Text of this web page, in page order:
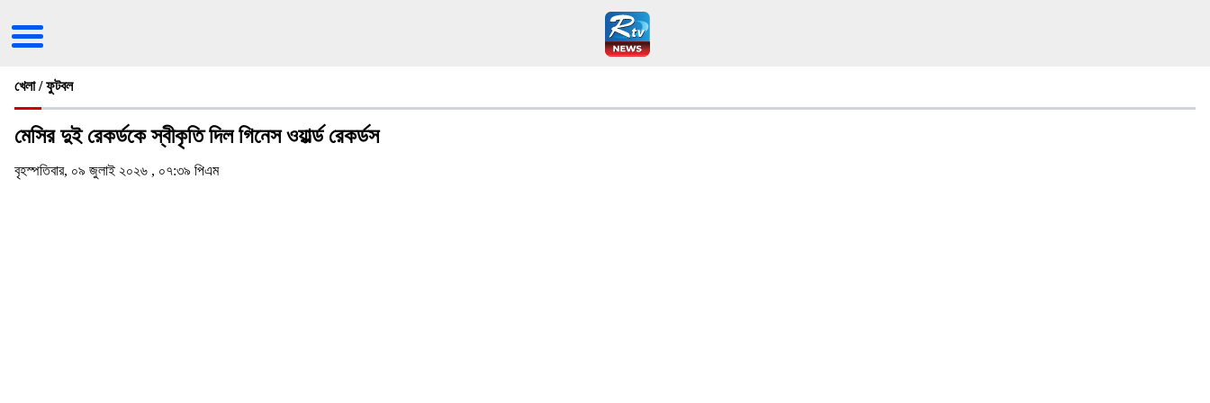
খেলা / ফুটবল
মেসির দুই রেকর্ডকে স্বীকৃতি দিল গিনেস ওয়ার্ল্ড রেকর্ডস
বৃহস্পতিবার, ০৯ জুলাই ২০২৬ , ০৭:৩৯ পিএম